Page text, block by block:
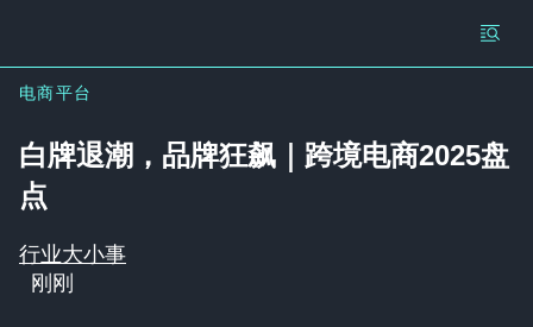
电商平台
白牌退潮，品牌狂飙｜跨境电商2025盘
点
行业大小事
刚刚